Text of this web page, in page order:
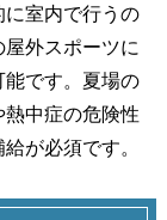
に室内で行うの
外スポーツに
能です。夏場の
熱中症の危険性
が必須です。